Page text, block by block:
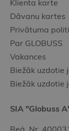
Klienta karte
Dāvanu kartes
Privātuma
Par GLOBUSS
Vakances
Biežāk uzdotie
Biežāk
SIA "Globuss
Reģ. Nr.